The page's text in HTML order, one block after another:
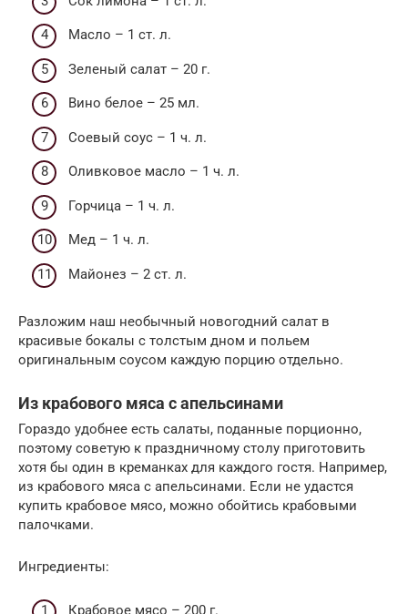
Масло – 1 ст. л.
Зеленый салат – 20 г.
Вино белое – 25 мл.
Соевый соус – 1 ч. л.
Оливковое масло – 1 ч. л.
Горчица – 1 ч. л.
Мед – 1 ч. л.
Майонез – 2 ст. л.
Разложим наш необычный новогодний салат в
красивые бокалы с толстым дном и польем
оригинальным соусом каждую порцию отдельно.
Из крабового мяса с апельсинами
Гораздо удобнее есть салаты, поданные порционно,
поэтому советую к праздничному столу приготовить
хотя бы один в креманках для каждого гостя. Например,
из крабового мяса с апельсинами. Если не удастся
купить крабовое мясо, можно обойтись крабовыми
палочками.
Ингредиенты:
Крабовое мясо – 200 г.